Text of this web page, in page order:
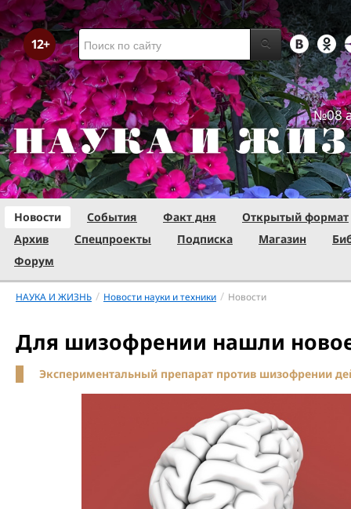
№08
Новости События Факт дня
Открытый формат
Архив
Спецпроекты Подписка Магазин
Форум
НАУКА И ЖИЗНЬ / Новости науки и техники / Новости
Для шизофрении нашли
Экспериментальный препарат против шизофрении